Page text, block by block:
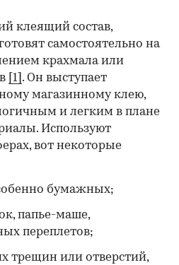
клеящий состав,
самостоятельно на
крахмала или
[1] . Он выступает
магазинному клею,
и легким в плане
Используют
вот некоторые
бумажных;
папье-маше,
переплетов;
трещин или отверстий,